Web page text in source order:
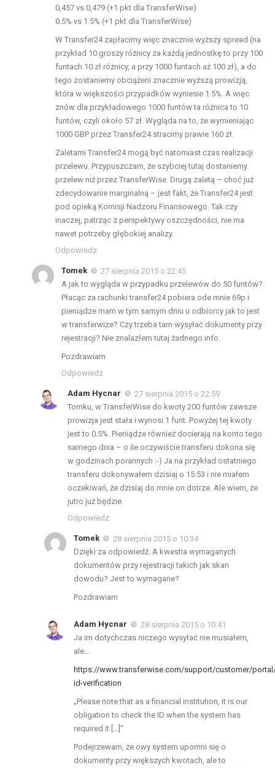
0,457 vs 0,479 (+1 pkt dla TransferWise)
0.5% vs 1.5% (+1 pkt dla TransferWise)
W Transfer24 zapłacimy więc znacznie wyższy spread (na
przykład 10 groszy różnicy za każdą jednostkę to przy 100
funtach 10 zł różnicy, a przy 1000 funtach aż 100 zł), a do
tego zostaniemy obciążeni znacznie wyższą prowizją,
która w większości przypadków wyniesie 1.5%. A więc
znów dla przykładowego 1000 funtów ta różnica to 10
funtów, czyli około 57 zł. Wygląda na to, że wymieniając
1000 GBP przez Transfer24 stracimy prawie 160 zł.
Zaletami Transfer24 mogą być natomiast czas realizacji
przelewu. Przypuszczam, że szybciej tutaj dostaniemy
przelew niż przez TransferWise. Drugą zaletą – choć już
zdecydowanie marginalną – jest fakt, że Transfer24 jest
pod opieką Komisji Nadzoru Finansowego. Tak czy
inaczej, patrząc z perspektywy oszczędności, nie ma
nawet potrzeby głębokiej analizy.
Odpowiedz
Tomek
27 sierpnia 2015 o 22:45
A jak to wygląda w przypadku przelewów do 50 funtów?
Płacąc za rachunki transfer24 pobiera ode mnie 69p i
pieniądze mam w tym samym dniu u odbiorcy jak to jest
w transferwize? Czy trzeba tam wysyłać dokumenty przy
rejestracji? Nie znalazłem tutaj żadnego info.
Pozdrawiam
Odpowiedz
Adam Hycnar
27 sierpnia 2015 o 22:59
Tomku, w TransferWise do kwoty 200 funtów zawsze
prowizja jest stała i wynosi 1 funt. Powyżej tej kwoty
jest to 0.5%. Pieniądze również docierają na konto tego
samego dnia – o ile oczywiście transferu dokona się
w godzinach porannych :-) Ja na przykład ostatniego
transferu dokonywałem dzisiaj o 15:53 i nie miałem
oczekiwań, że dzisiaj do mnie on dotrze. Ale wiem, że
jutro już będzie.
Odpowiedz
Tomek
28 sierpnia 2015 o 10:34
Dzięki za odpowiedź. A kwestia wymaganych
dokumentów przy rejestracji takich jak skan
dowodu? Jest to wymagane?
Pozdrawiam
Adam Hycnar
28 sierpnia 2015 o 10:41
Ja im dotychczas niczego wysyłać nie musiałem,
ale…
https://www.transferwise.com/support/customer/
id-verification
„Please note that as a financial institution, it is our
obligation to check the ID when the system has
required it […]”
Podejrzewam, że owy system upomni się o
dokumenty przy większych kwotach, ale to